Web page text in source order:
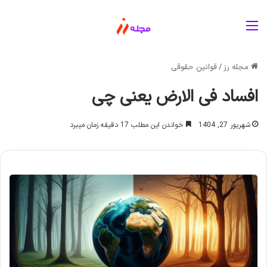
مجله رز/قوانین حقوقی
افساد فی الارض یعنی چی
شهریور 27, 1404 خواندن این مطلب 17 دقیقه زمان میبرد